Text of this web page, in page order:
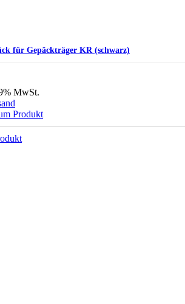
für Gepäckträger KR (schwarz)
MwSt.
Produkt